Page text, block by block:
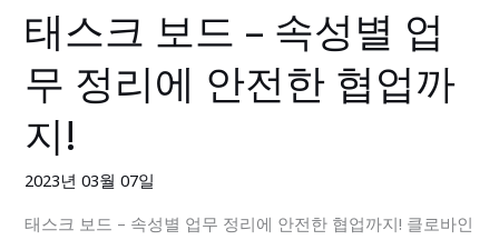
한
통
시
판
태스크 보드 – 속성별 업
무 정리에 안전한 협업까
지!
2023년 03월 07일
태스크 보드 – 속성별 업무 정리에 안전한 협업까지! 클로바인
태
스
크
드
성